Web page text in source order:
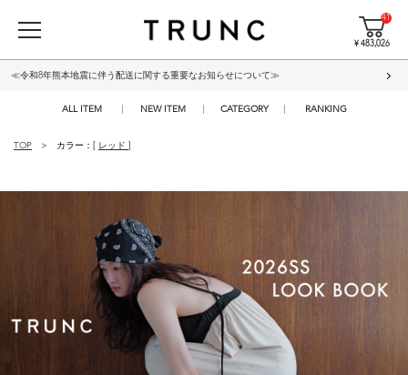
41
¥ 483,026
≪令和8年熊本地震に伴う配送に関する重要なお知らせについて≫
ALL ITEM NEW ITEM CATEGORY RANKING
TOP カラー：[ レッド